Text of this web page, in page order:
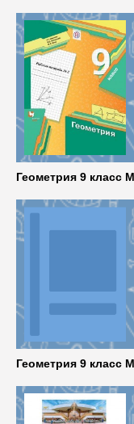
Геометрия 9 класс
Геометрия 9 класс